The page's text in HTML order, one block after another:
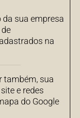
sua empresa
na
também, sua
e redes
do Google